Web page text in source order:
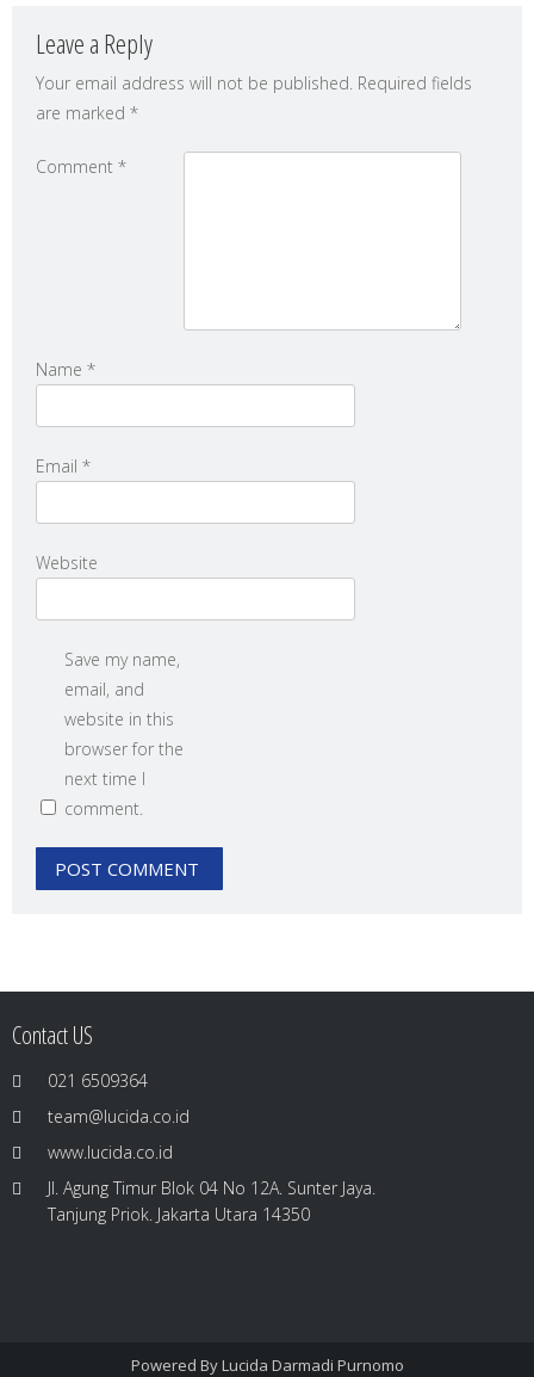
Leave a Reply
Your email address will not be published. Required fields
are marked *
Comment *
Name *
Email *
Website
Save my name,
email, and
website in this
browser for the
next time I
comment.
Contact US
021 6509364
team@lucida.co.id
www.lucida.co.id
Jl. Agung Timur Blok 04 No 12A. Sunter Jaya.
Tanjung Priok. Jakarta Utara 14350
Powered ByLucida Darmadi Purnomo